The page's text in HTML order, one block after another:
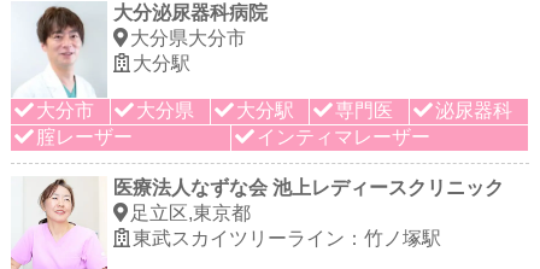
大分泌尿器科病院
大分県大分市
大分駅
大分市 大分県 大分駅 専門医
泌尿器科
腟レーザー
インティマレーザー
医療法人なずな会 池上レディースクリニック
足立区,東京都
東武スカイツリーライン：竹ノ塚駅